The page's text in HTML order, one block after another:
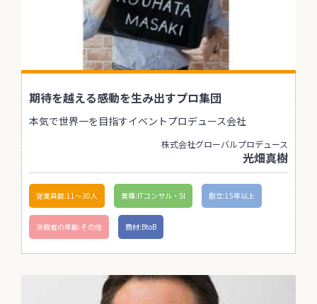
期待を越える感動を生み出すプロ集団
本気で世界一を目指すイベントプロデュース会社
株式会社グローバルプロデュース
光畑真樹
従業員数:11〜30人 業種:ITコンサル・SI 創立:15年以上
決裁者の年齢:その他 商材:BtoB